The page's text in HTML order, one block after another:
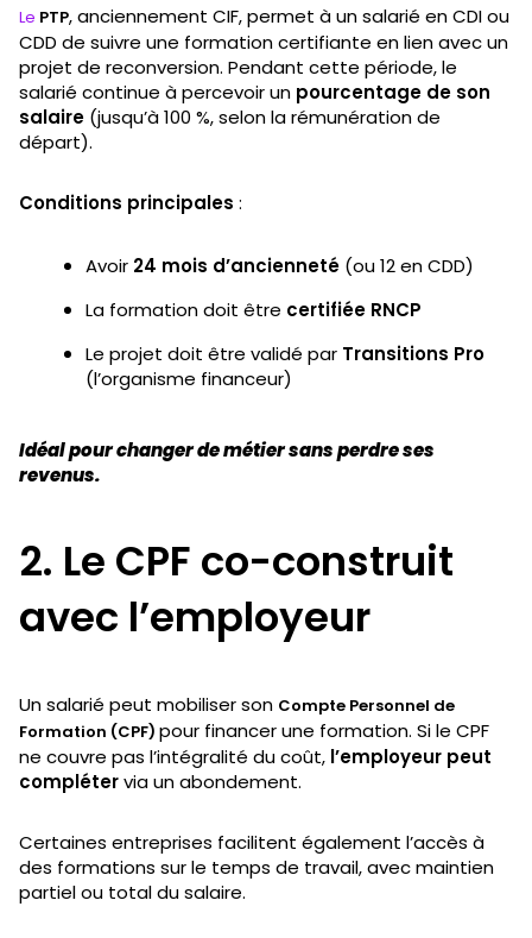
Le PTP, anciennement CIF, permet à un salarié en CDI ou
CDD de suivre une formation certifiante en lien avec un
projet de reconversion. Pendant cette période, le
salarié continue à percevoir un pourcentage de son
salaire (jusqu’à 100 %, selon la rémunération de
départ).
Conditions principales :
Avoir 24 mois d’ancienneté (ou 12 en CDD)
La formation doit être certifiée RNCP
Le projet doit être validé par Transitions Pro
(l’organisme financeur)
Idéal pour changer de métier sans perdre ses
revenus.
2. Le CPF co-construit
avec l’employeur
Un salarié peut mobiliser son Compte Personnel de
Formation (CPF) pour financer une formation. Si le CPF
ne couvre pas l’intégralité du coût, l’employeur peut
complétervia un abondement.
Certaines entreprises facilitent également l’accès à
des formations sur le temps de travail, avec maintien
partiel ou total du salaire.